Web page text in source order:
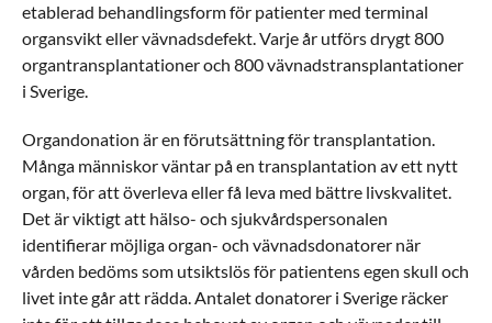
etablerad behandlingsform för patienter med terminal
organsvikt eller vävnadsdefekt. Varje år utförs drygt 800
organtransplantationer och 800 vävnadstransplantationer
i Sverige.
Organdonation är en förutsättning för transplantation.
Många människor väntar på en transplantation av ett nytt
organ, för att överleva eller få leva med bättre livskvalitet.
Det är viktigt att hälso- och sjukvårdspersonalen
identifierar möjliga organ- och vävnadsdonatorer när
vården bedöms som utsiktslös för patientens egen skull och
livet inte går att rädda. Antalet donatorer i Sverige räcker